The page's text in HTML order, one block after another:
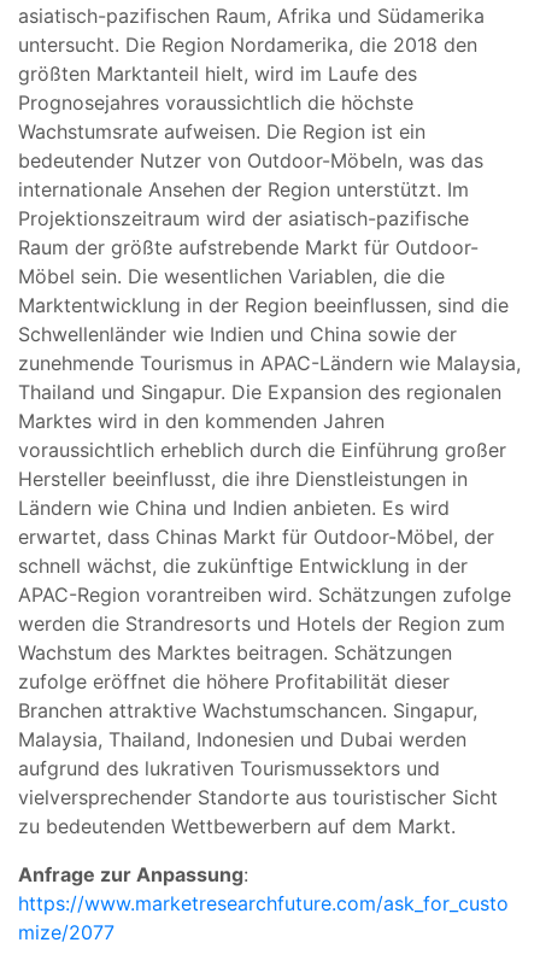
asiatisch-pazifischen Raum, Afrika und Südamerika
untersucht. Die Region Nordamerika, die 2018 den
größten Marktanteil hielt, wird im Laufe des
Prognosejahres voraussichtlich die höchste
Wachstumsrate aufweisen. Die Region ist ein
bedeutender Nutzer von Outdoor-Möbeln, was das
internationale Ansehen der Region unterstützt. Im
Projektionszeitraum wird der asiatisch-pazifische
Raum der größte aufstrebende Markt für Outdoor-
Möbel sein. Die wesentlichen Variablen, die die
Marktentwicklung in der Region beeinflussen, sind die
Schwellenländer wie Indien und China sowie der
zunehmende Tourismus in APAC-Ländern wie Malaysia,
Thailand und Singapur. Die Expansion des regionalen
Marktes wird in den kommenden Jahren
voraussichtlich erheblich durch die Einführung großer
Hersteller beeinflusst, die ihre Dienstleistungen in
Ländern wie China und Indien anbieten. Es wird
erwartet, dass Chinas Markt für Outdoor-Möbel, der
schnell wächst, die zukünftige Entwicklung in der
APAC-Region vorantreiben wird. Schätzungen zufolge
werden die Strandresorts und Hotels der Region zum
Wachstum des Marktes beitragen. Schätzungen
zufolge eröffnet die höhere Profitabilität dieser
Branchen attraktive Wachstumschancen. Singapur,
Malaysia, Thailand, Indonesien und Dubai werden
aufgrund des lukrativen Tourismussektors und
vielversprechender Standorte aus touristischer Sicht
zu bedeutenden Wettbewerbern auf dem Markt.
Anfrage zur Anpassung:
https://www.marketresearchfuture.com/ask_for_custo
mize/2077